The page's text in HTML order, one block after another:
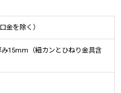
金を除く）
15mm（紐カンとひねり金具含